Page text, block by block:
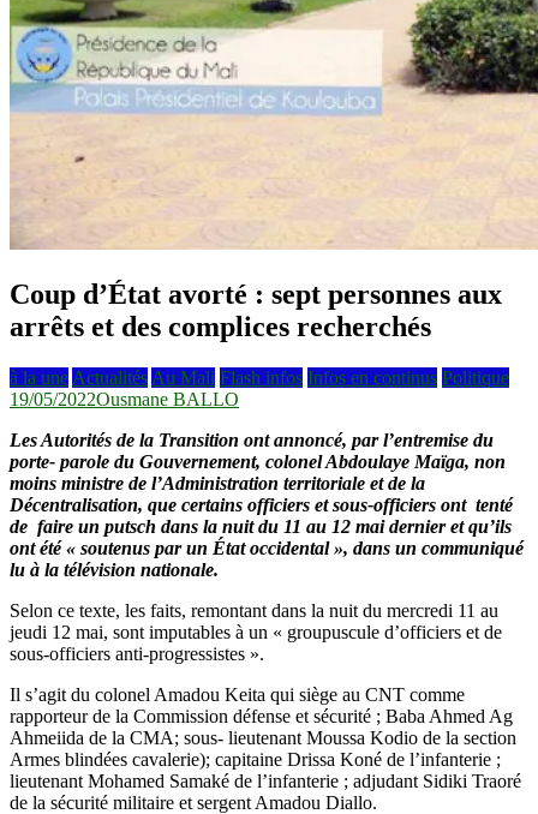
Coup d’État avorté : sept personnes aux
arrêts et des complices recherchés
à la une Actualités Au Mali Flash infos Infos en continus Politique
19/05/2022Ousmane BALLO
Les Autorités de la Transition ont annoncé, par l’entremise du
porte- parole du Gouvernement, colonel Abdoulaye Maïga, non
moins ministre de l’Administration territoriale et de la
Décentralisation, que certains officiers et sous-officiers ont tenté
de faire un putsch dans la nuit du 11 au 12 mai dernier et qu’ils
ont été « soutenus par un État occidental », dans un communiqué
lu à la télévision nationale.
Selon ce texte, les faits, remontant dans la nuit du mercredi 11 au
jeudi 12 mai, sont imputables à un « groupuscule d’officiers et de
sous-officiers anti-progressistes ».
Il s’agit du colonel Amadou Keita qui siège au CNT comme
rapporteur de la Commission défense et sécurité ; Baba Ahmed Ag
Ahmeiida de la CMA; sous- lieutenant Moussa Kodio de la section
Armes blindées cavalerie); capitaine Drissa Koné de l’infanterie ;
lieutenant Mohamed Samaké de l’infanterie ; adjudant Sidiki Traoré
de la sécurité militaire et sergent Amadou Diallo.